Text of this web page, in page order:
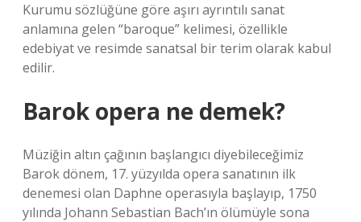
Kurumu sözlüğüne göre aşırı ayrıntılı sanat
anlamına gelen “baroque” kelimesi, özellikle
edebiyat ve resimde sanatsal bir terim olarak kabul
edilir.
Barok opera ne demek?
Müziğin altın çağının başlangıcı diyebileceğimiz
Barok dönem, 17. yüzyılda opera sanatının ilk
denemesi olan Daphne operasıyla başlayıp, 1750
yılında Johann Sebastian Bach’ın ölümüyle sona